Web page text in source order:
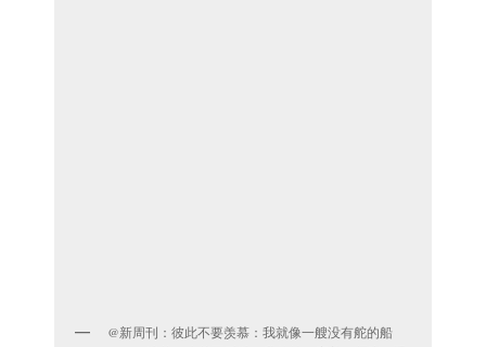
@新周刊：彼此不要羡慕：我就像一艘没有舵的船